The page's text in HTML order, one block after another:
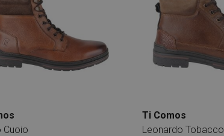
Cuoio
Ti Comos
Leonardo Tobacco